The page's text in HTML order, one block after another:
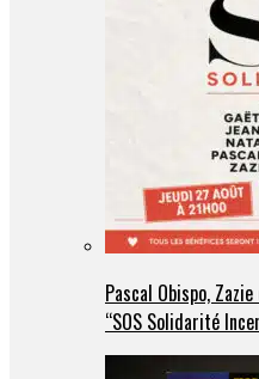
Pascal Obispo,
“SOS Solidarité